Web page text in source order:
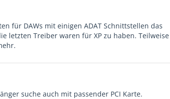
für DAWs mit einigen ADAT Schnittstellen das
letzten Treiber waren für XP zu haben. Teilweise
suche auch mit passender PCI Karte.